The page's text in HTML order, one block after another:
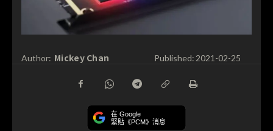
Author: Mickey Chan Published: 2021-02-25
在 Google
緊貼《PCM》消息